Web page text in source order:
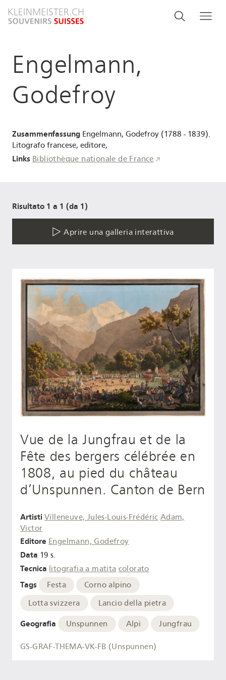
Search
Cerca
Engelmann,
Godefroy
Zusammenfassung Engelmann, Godefroy (1788 - 1839).
Litografo francese, editore,
Links Bibliothèque nationale de France
Risultato 1 a 1 (da 1)
Aprire una galleria interattiva
Vue de la Jungfrau et de la
Fête des bergers célébrée en
1808, au pied du château
d’Unspunnen. Canton de Bern
Artisti Villeneuve, Jules-Louis-Frédéric Adam,
Victor
Editore Engelmann, Godefroy
Data 19 s.
Tecnica litografia a matita colorato
Tags Festa
Corno alpino
Lotta svizzera
Lancio della pietra
Geografia Unspunnen Alpi Jungfrau
GS-GRAF-THEMA-VK-FB (Unspunnen)